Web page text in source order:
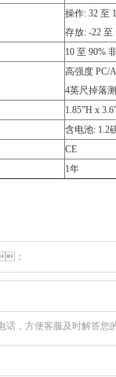
操作: 32 至
存放: -22 至
10 至 90%
高强度 PC/
4英尺掉落
1.85”H x
含电池: 1.2
CE
1年
，方便客服及时解答您